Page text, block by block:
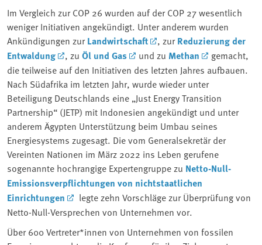
Im Vergleich zur COP 26 wurden auf der COP 27 wesentlich
weniger Initiativen angekündigt. Unter anderem wurden
Ankündigungen zurLandwirtschaft , zurReduzierung der
Entwaldung
, zu Öl und Gas und zu Methan
gemacht,
die teilweise auf den Initiativen des letzten Jahres aufbauen.
Nach Südafrika im letzten Jahr, wurde wieder unter
Beteiligung Deutschlands eine „Just Energy Transition
Partnership“ (JETP) mit Indonesien angekündigt und unter
anderem Ägypten Unterstützung beim Umbau seines
Energiesystems zugesagt. Die vom Generalsekretär der
Vereinten Nationen im März 2022 ins Leben gerufene
sogenannte hochrangige Expertengruppe zu Netto-Null-
Emissionsverpflichtungen von nichtstaatlichen
Einrichtungen
legte zehn Vorschläge zur Überprüfung von
Netto-Null-Versprechen von Unternehmen vor.
Über 600 Vertreter*innen von Unternehmen von fossilen